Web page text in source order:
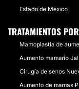
Estado de México
TRATAMIENTOS
Mamoplastia de
Aumento mamario
Cirugía de senos
Aumento de mamas